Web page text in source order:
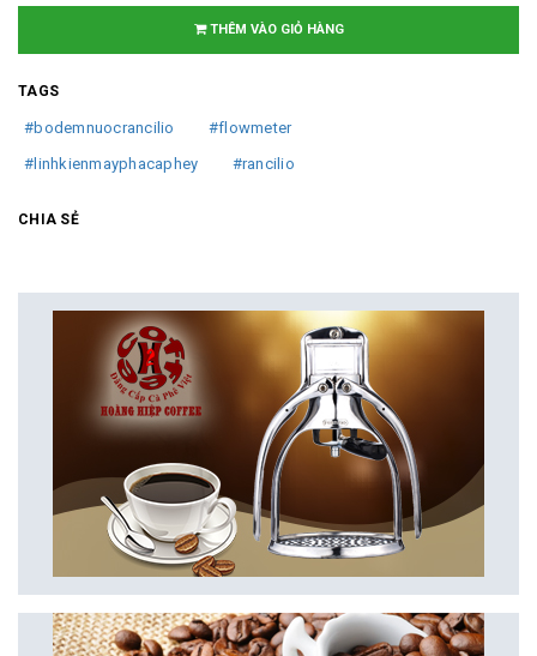
THÊM VÀO GIỎ HÀNG
TAGS
#bodemnuocrancilio
#flowmeter
#linhkienmayphacaphey
#rancilio
CHIA SẺ